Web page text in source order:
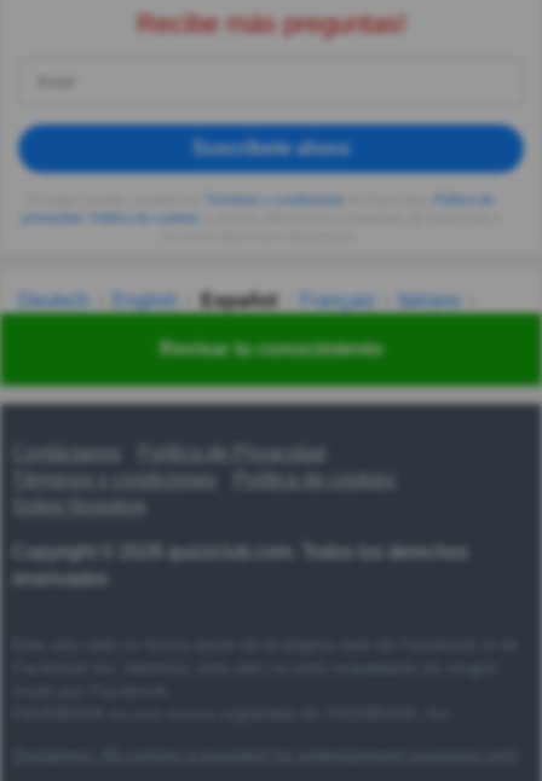
Revisar tu conocimiento
Recibe más preguntas!
Suscríbete ahora
Deutsch English Español Français
Italiano
Українська हिन्दी 한국어 汉语
Contáctanos
Política de Privacidad
Términos y condiciones
Copyright © 2026 quizzclub.com. Todos los derechos
reservados